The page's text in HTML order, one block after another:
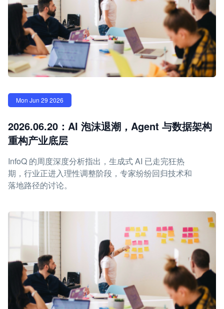
Mon Jun 29 2026
2026.06.20：AI 泡沫退潮，Agent 与数据架构
重构产业底层
InfoQ 的周度深度分析指出，生成式 AI 已走完狂热
期，行业正进入理性调整阶段，专家纷纷回归技术和
落地路径的讨论。